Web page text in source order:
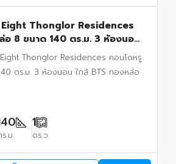
Eight Thonglor Residences
อ 8 ขนาด 140 ตร.ม. 3 ห้องนอน
อ พร้อมเข้าอยู่
Eight Thonglor Residences คอนโดหรู
ตร.ม. 3 ห้องนอน ใกล้ BTS ทองหล่อ
.ม.
1
ตร.ว.